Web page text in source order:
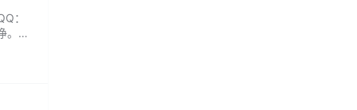
：
。环